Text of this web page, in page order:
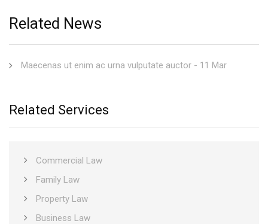
Related News
Maecenas ut enim ac urna vulputate auctor - 11 Mar
Related Services
Commercial Law
Family Law
Property Law
Business Law